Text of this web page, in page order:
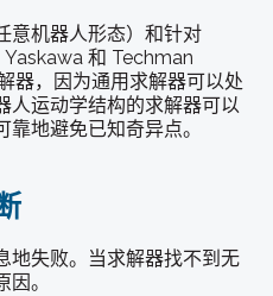
意机器人形态）和针对
和 Techman
器，因为通用求解器可以处
人运动学结构的求解器可以
地避免已知奇异点。
地失败。当求解器找不到无
。